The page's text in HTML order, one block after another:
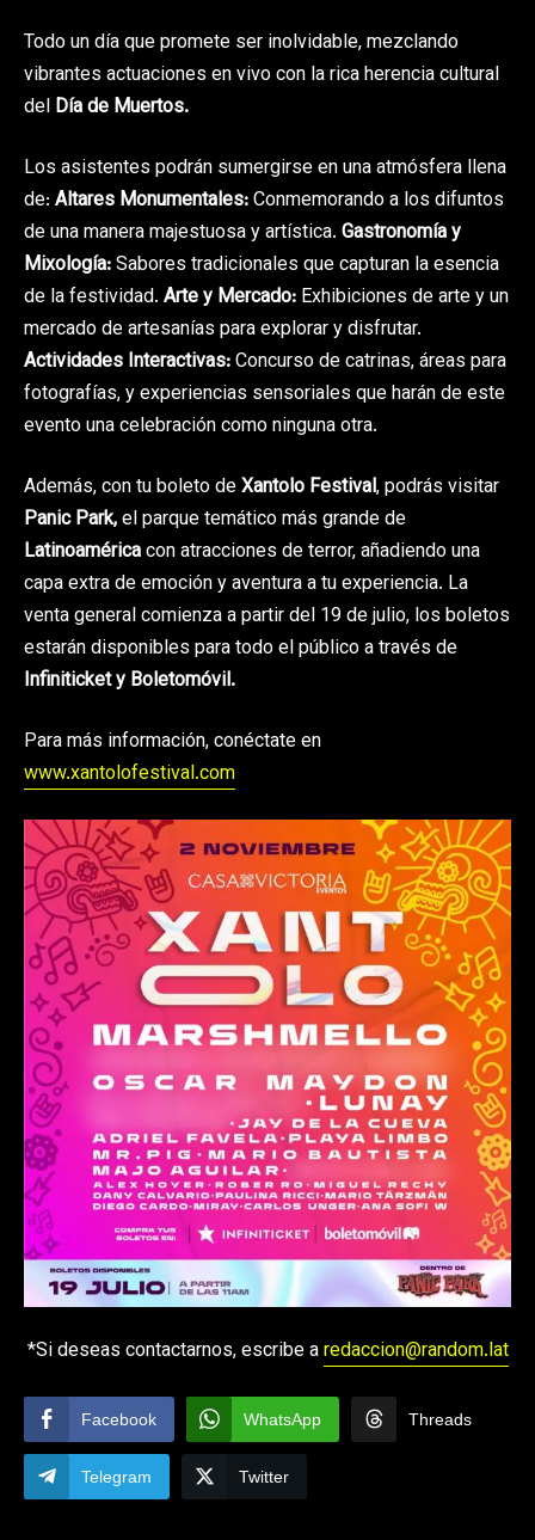
Todo un día que promete ser inolvidable, mezclando
vibrantes actuaciones en vivo con la rica herencia cultural
del Día de Muertos.
Los asistentes podrán sumergirse en una atmósfera llena
de: Altares Monumentales:Conmemorando a los difuntos
de una manera majestuosa y artística. Gastronomía y
Mixología:Sabores tradicionales que capturan la esencia
de la festividad. Arte y Mercado: Exhibiciones de arte y un
mercado de artesanías para explorar y disfrutar.
Actividades Interactivas:Concurso de catrinas, áreas para
fotografías, y experiencias sensoriales que harán de este
evento una celebración como ninguna otra.
Además, con tu boleto deXantolo Festival, podrás visitar
Panic Park,el parque temático más grande de
Latinoaméricacon atracciones de terror, añadiendo una
capa extra de emoción y aventura a tu experiencia. La
venta general comienza a partir del 19 de julio, los boletos
estarán disponibles para todo el público a través de
Infiniticket y Boletomóvil.
Para más información, conéctate en
www.xantolofestival.com
*Si deseas contactarnos, escribe aredaccion@random.lat
Facebook WhatsApp Threads
Telegram Twitter